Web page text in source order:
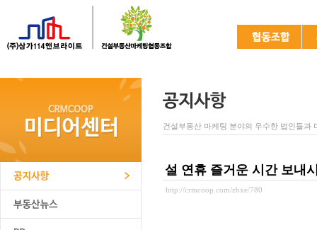
건설부동산 마케팅 분야의 우수한 법인들과
설 연휴 즐거운 시간 보내
http://crmcoop.com/zbxe/780